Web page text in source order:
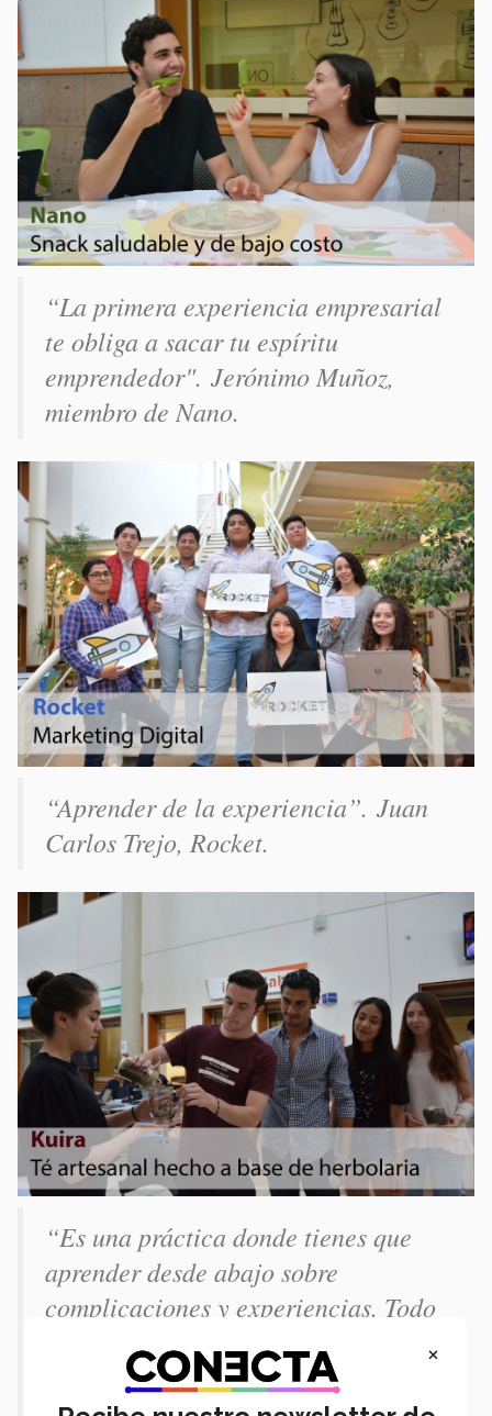
“La primera experiencia empresarial
te obliga a sacar tu espíritu
emprendedor". Jerónimo Muñoz,
miembro de Nano.
“Aprender de la experiencia”. Juan
Carlos Trejo, Rocket.
“Es una práctica donde tienes que
aprender desde abajo sobre
complicaciones y experiencias. Todo
para hacerte una idea de cómo son
las cosas en la vida real, y en un
×